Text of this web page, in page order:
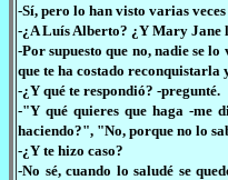
-Sí, pero lo han visto varias
-¿A Luís Alberto? ¿Y Mary Jane
-Por supuesto que no, nadie se
que te ha costado reconquistarla
-¿Y qué te respondió? -pregunté.
-"Y qué quieres que haga -me
haciendo?", "No, porque no lo
-¿Y te hizo caso?
-No sé, cuando lo saludé se